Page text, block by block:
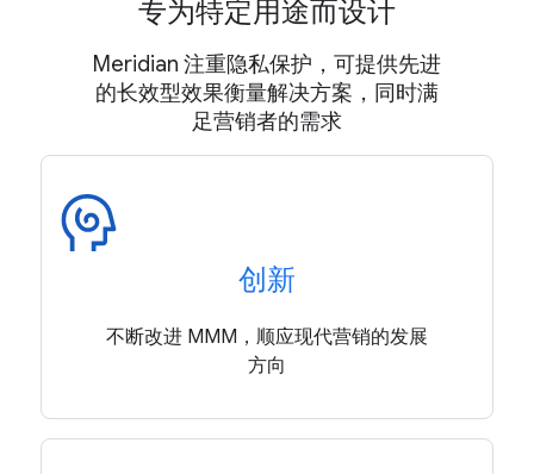
专为特定用途而设计
Meridian 注重隐私保护，可提供先进
的长效型效果衡量解决方案，同时满
足营销者的需求
创新
不断改进 MMM，顺应现代营销的发展
方向